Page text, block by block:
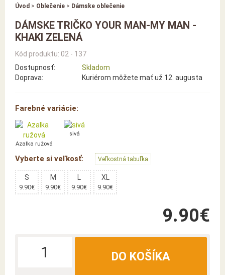
Úvod > Oblečenie > Dámske oblečenie
DÁMSKE TRIČKO YOUR MAN-MY MAN -
KHAKI ZELENÁ
Kód produktu: 02 - 137
Dostupnosť:
Skladom
Doprava:
Kuriérom môžete mať už 12. augusta
Farebné variácie:
Azalka ružová
sivá
Vyberte si veľkosť: Veľkostná tabuľka
S
9.90€
M
9.90€
L
9.90€
XL
9.90€
9.90€
DO KOŠÍKA